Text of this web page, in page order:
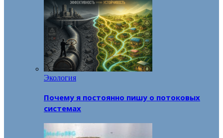
Экология
Почему я постоянно пишу о потоковых
системах